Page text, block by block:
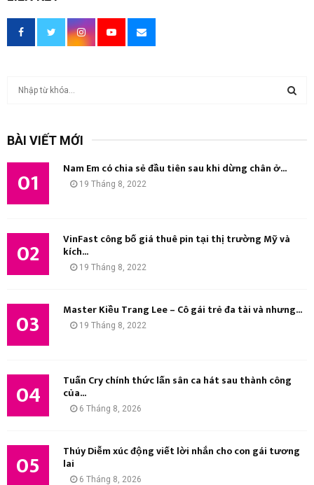
BÀI VIẾT MỚI
01 Nam Em có chia sẻ đầu tiên sau khi dừng chân ở...
19 Tháng 8, 2022
02 VinFast công bố giá thuê pin tại thị trường Mỹ và
kích...
19 Tháng 8, 2022
03 Master Kiều Trang Lee – Cô gái trẻ đa tài và nhưng...
19 Tháng 8, 2022
04 Tuấn Cry chính thức lấn sân ca hát sau thành công
của...
6 Tháng 8, 2026
05 Thúy Diễm xúc động viết lời nhắn cho con gái tương
lai
6 Tháng 8, 2026